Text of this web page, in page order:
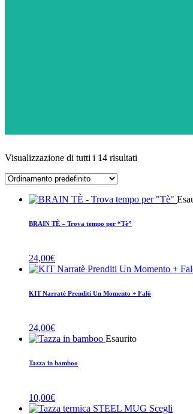
Visualizzazione di tutti i 14 risultati
BRAIN TÈ – Trova tempo per “Tè”
24,00€
KIT Narratè Prenditi Un Momento + Falò
24,00€
Esaurito
Tazza in bamboo
10,00€
Scegli